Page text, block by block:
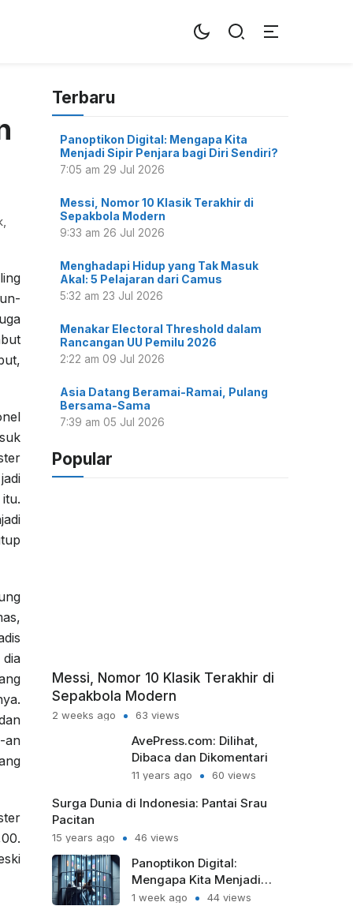
an
Terbaru
Panoptikon Digital: Mengapa Kita
Menjadi Sipir Penjara bagi Diri Sendiri?
7:05 am 29 Jul 2026
Messi, Nomor 10 Klasik Terakhir di
Sepakbola Modern
9:33 am 26 Jul 2026
Menghadapi Hidup yang Tak Masuk
Akal: 5 Pelajaran dari Camus
5:32 am 23 Jul 2026
Menakar Electoral Threshold dalam
Rancangan UU Pemilu 2026
2:22 am 09 Jul 2026
Asia Datang Beramai-Ramai, Pulang
Bersama-Sama
7:39 am 05 Jul 2026
Popular
Messi, Nomor 10 Klasik Terakhir di
Sepakbola Modern
2 weeks ago 63 views
AvePress.com: Dilihat,
Dibaca dan Dikomentari
11 years ago 60 views
Surga Dunia di Indonesia: Pantai Srau
Pacitan
15 years ago 46 views
Panoptikon Digital:
Mengapa Kita Menjadi
Sipir Penjara bagi Diri
1 week ago 44 views